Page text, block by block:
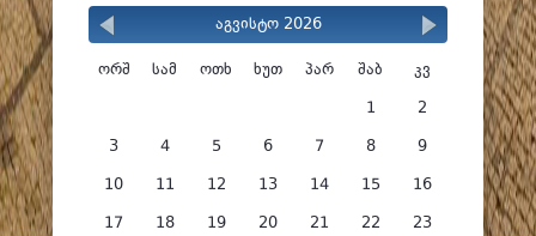
აგვისტო 2026
ორშ სამ ოთხ ხუთ პარ შაბ კვ
1 2
3 4 5 6 7 8 9
10 11 12 13 14 15 16
17 18 19 20 21 22 23